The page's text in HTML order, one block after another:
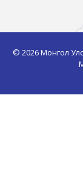
© 2026 Монгол